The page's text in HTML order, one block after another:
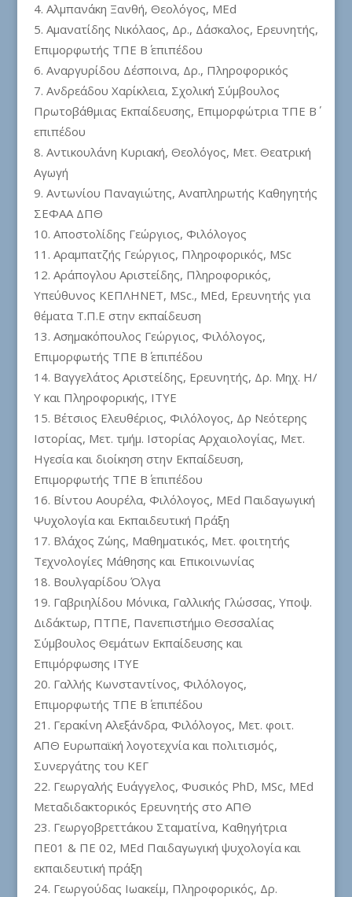
Αλμπανάκη Ξανθή, Θεολόγος, MEd
Αμανατίδης Νικόλαος, Δρ., Δάσκαλος, Ερευνητής,
Επιμορφωτής ΤΠΕ Β΄ επιπέδου
Αναργυρίδου Δέσποινα, Δρ., Πληροφορικός
Ανδρεάδου Χαρίκλεια, Σχολική Σύμβουλος
Πρωτοβάθμιας Εκπαίδευσης, Επιμορφώτρια ΤΠΕ Β΄
επιπέδου
Αντικουλάνη Κυριακή, Θεολόγος, Μετ. Θεατρική
Αγωγή
Αντωνίου Παναγιώτης, Αναπληρωτής Καθηγητής
ΣΕΦΑΑ ΔΠΘ
Αποστολίδης Γεώργιος, Φιλόλογος
Αραμπατζής Γεώργιος, Πληροφορικός, MSc
Αράπογλου Αριστείδης, Πληροφορικός,
Υπεύθυνος ΚΕΠΛΗΝΕΤ, MSc., MEd, Ερευνητής για
θέματα Τ.Π.Ε στην εκπαίδευση
Ασημακόπουλος Γεώργιος, Φιλόλογος,
Επιμορφωτής ΤΠΕ Β΄ επιπέδου
Βαγγελάτος Αριστείδης, Ερευνητής, Δρ. Μηχ. Η/
Υ και Πληροφορικής, ΙΤΥΕ
Βέτσιος Ελευθέριος, Φιλόλογος, Δρ Νεότερης
Ιστορίας, Μετ. τμήμ. Ιστορίας Αρχαιολογίας, Μετ.
Ηγεσία και διοίκηση στην Εκπαίδευση,
Επιμορφωτής ΤΠΕ Β΄ επιπέδου
Βίντου Αουρέλα, Φιλόλογος, MEd Παιδαγωγική
Ψυχολογία και Εκπαιδευτική Πράξη
Βλάχος Ζώης, Μαθηματικός, Μετ. φοιτητής
Τεχνολογίες Μάθησης και Επικοινωνίας
Βουλγαρίδου Όλγα
Γαβριηλίδου Μόνικα, Γαλλικής Γλώσσας, Υποψ.
Διδάκτωρ, ΠΤΠΕ, Πανεπιστήμιο Θεσσαλίας
Σύμβουλος Θεμάτων Εκπαίδευσης και
Επιμόρφωσης ΙΤΥΕ
Γαλλής Κωνσταντίνος, Φιλόλογος,
Επιμορφωτής ΤΠΕ Β΄ επιπέδου
Γερακίνη Αλεξάνδρα, Φιλόλογος, Μετ. φοιτ.
ΑΠΘ Ευρωπαϊκή λογοτεχνία και πολιτισμός,
Συνεργάτης του ΚΕΓ
Γεωργαλής Ευάγγελος, Φυσικός PhD, MSc, MEd
Μεταδιδακτορικός Ερευνητής στο ΑΠΘ
Γεωργοβρεττάκου Σταματίνα, Καθηγήτρια
ΠΕ01 & ΠΕ 02, ΜEd Παιδαγωγική ψυχολογία και
εκπαιδευτική πράξη
Γεωργούδας Ιωακείμ, Πληροφορικός, Δρ.